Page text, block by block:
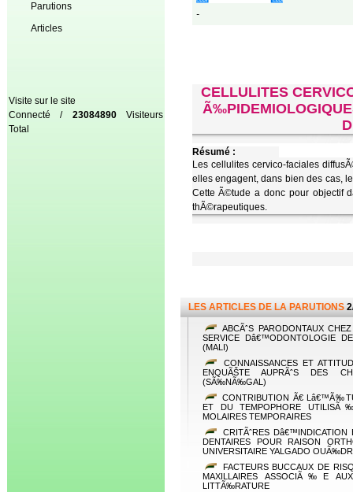
Parutions
Articles
Visite sur le site
Connecté / 23084890Visiteurs
Total
-
CELLULITES
Résumé :
Les cellulites cervico-faciales
elles engagent, dans bien des cas,
Cette Ã©tude a donc pour objectif
thÃ©rapeutiques.
LES ARTICLES DE LA PARUTIONS
ABCÃˆS PARODONTAUX
SERVICE Dâ€™ODONTOLOGIE
(MALI)
CONNAISSANCES ET
ENQUÃŠTE AUPRÃˆS DES
(SÃ‰NÃ‰GAL)
CONTRIBUTION Ã€
ET DU TEMPOPHORE
MOLAIRES TEMPORAIRES
CRITÃˆRES
DENTAIRES POUR RAISON
UNIVERSITAIRE YALGADO
FACTEURS BUCCAUX DE
MAXILLAIRES ASSOCIÃ‰E
LITTÃ‰RATURE